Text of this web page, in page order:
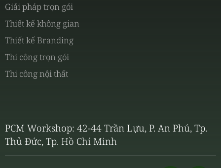
Giải pháp trọn gói
Thiết kế không gian
Thiết kế Branding
Thi công trọn gói
Thi công nội thất
PCM Workshop: 42-44 Trần Lựu, P. An Phú, Tp.
Thủ Đức, Tp. Hồ Chí Minh